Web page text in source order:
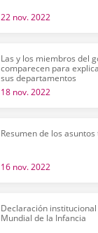
22 nov. 2022
Las y los miembros del
comparecen para
sus departamentos
18 nov. 2022
Resumen de los
16 nov. 2022
Declaración
Mundial de la Infancia